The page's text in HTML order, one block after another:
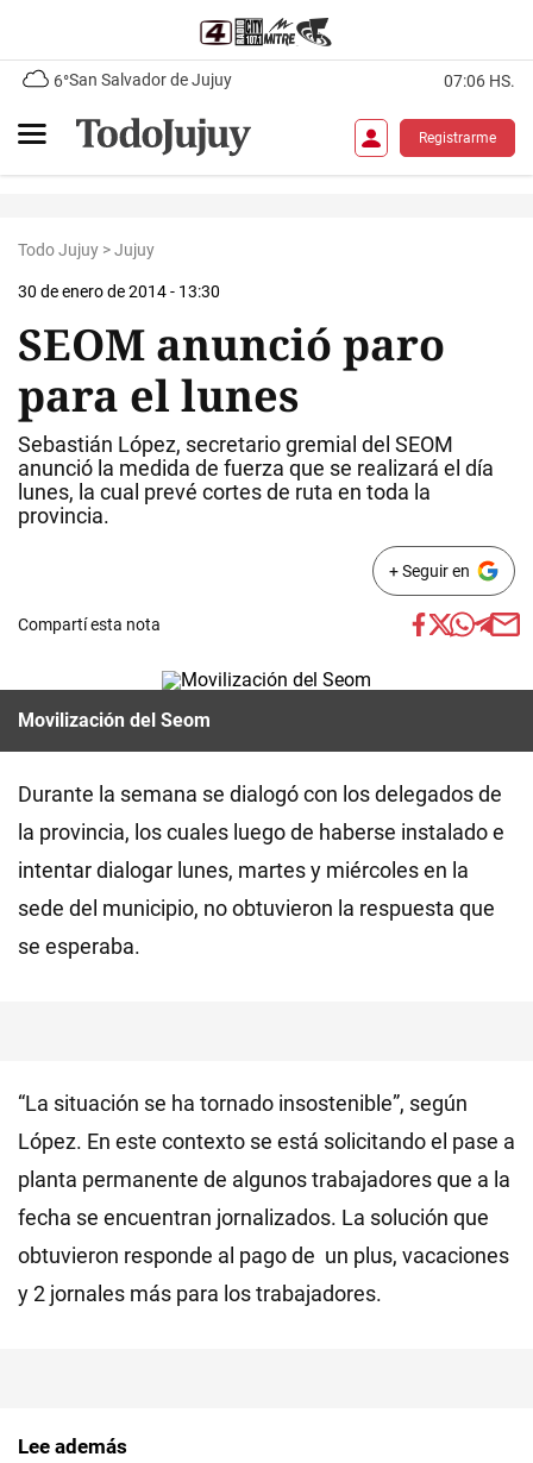
6°San Salvador de Jujuy 07:06 HS.
Registrarme
Todo Jujuy >Jujuy
30 de enero de 2014 - 13:30
SEOM anunció paro
para el lunes
Sebastián López, secretario gremial del SEOM
anunció la medida de fuerza que se realizará el día
lunes, la cual prevé cortes de ruta en toda la
provincia.
+ Seguir en
Compartí esta nota
Movilización del Seom
Durante la semana se dialogó con los delegados de
la provincia, los cuales luego de haberse instalado e
intentar dialogar lunes, martes y miércoles en la
sede del municipio, no obtuvieron la respuesta que
se esperaba.
“La situación se ha tornado insostenible”, según
López. En este contexto se está solicitando el pase a
planta permanente de algunos trabajadores que a la
fecha se encuentran jornalizados. La solución que
obtuvieron responde al pago de un plus, vacaciones
y 2 jornales más para los trabajadores.
Lee además